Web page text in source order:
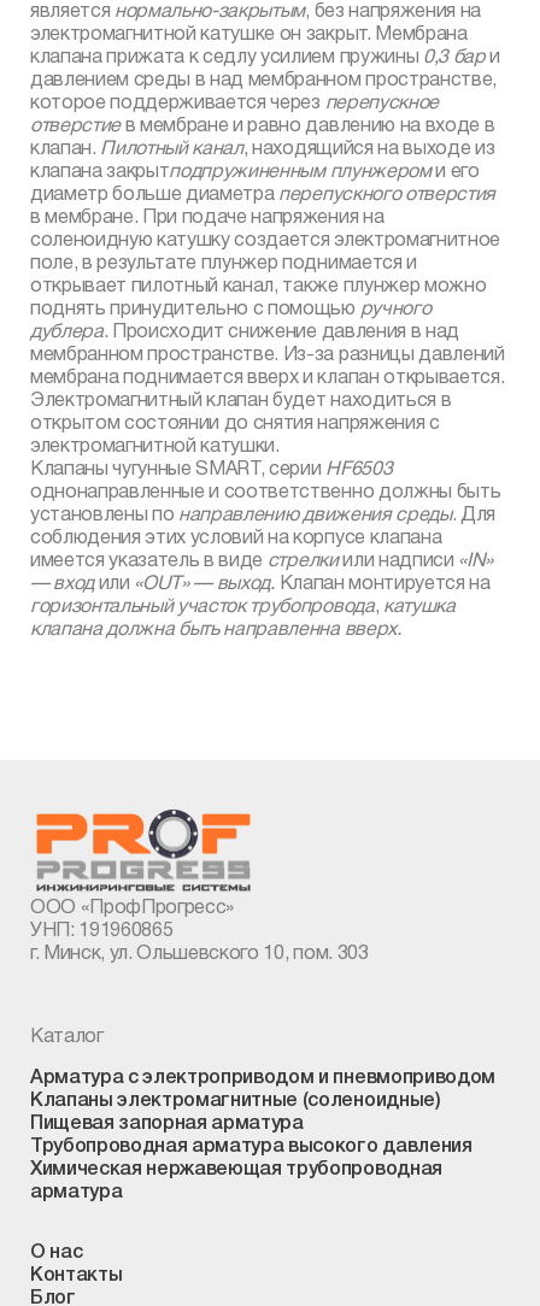
является нормально-закрытым, без напряжения на
электромагнитной катушке он закрыт. Мембрана
клапана прижата к седлу усилием пружины 0,3 бари
давлением среды в над мембранном пространстве,
которое поддерживается через перепускное
отверстиев мембране и равно давлению на входе в
клапан. Пилотный канал, находящийся на выходе из
клапана закрытподпружиненным плунжероми его
диаметр больше диаметра перепускного отверстия
в мембране. При подаче напряжения на
соленоидную катушку создается электромагнитное
поле, в результате плунжер поднимается и
открывает пилотный канал, также плунжер можно
поднять принудительно с помощью ручного
дублера. Происходит снижение давления в над
мембранном пространстве. Из-за разницы давлений
мембрана поднимается вверх и клапан открывается.
Электромагнитный клапан будет находиться в
открытом состоянии до снятия напряжения с
электромагнитной катушки.
Клапаны чугунные SMART, серии HF6503
однонаправленные и соответственно должны быть
установлены по направлению движения среды. Для
соблюдения этих условий на корпусе клапана
имеется указатель в виде стрелкиили надписи «IN»
— входили «OUT» — выход. Клапан монтируется на
горизонтальный участок трубопровода, катушка
клапана должна быть направленна вверх.
ООО «ПрофПрогресс»
УНП: 191960865
г. Минск, ул. Ольшевского 10, пом. 303
Каталог
Арматура с электроприводом и пневмоприводом
Клапаны электромагнитные (соленоидные)
Пищевая запорная арматура
Трубопроводная арматура высокого давления
Химическая нержавеющая трубопроводная
арматура
О нас
Контакты
Блог